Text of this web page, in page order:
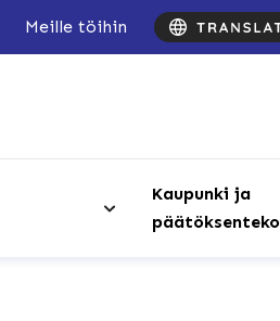
Meille töihin
Kaupunki ja
päätöksenteko